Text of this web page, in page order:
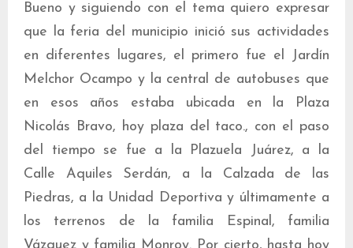
Bueno y siguiendo con el tema quiero expresar
que la feria del municipio inició sus actividades
en diferentes lugares, el primero fue el Jardín
Melchor Ocampo y la central de autobuses que
en esos años estaba ubicada en la Plaza
Nicolás Bravo, hoy plaza del taco., con el paso
del tiempo se fue a la Plazuela Juárez, a la
Calle Aquiles Serdán, a la Calzada de las
Piedras, a la Unidad Deportiva y últimamente a
los terrenos de la familia Espinal, familia
Vázquez y familia Monroy. Por cierto, hasta hoy